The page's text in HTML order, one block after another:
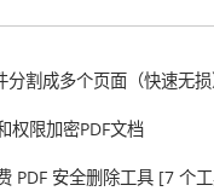
分割成多个页面（快速无损
权限加密PDF文档
PDF 安全删除工具 [7 个